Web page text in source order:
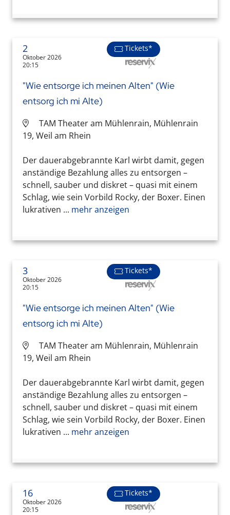
2
Oktober 2026
20:15
Tickets*
"Wie entsorge ich meinen Alten" (Wie
entsorg ich mi Alte)
TAM Theater am Mühlenrain, Mühlenrain
19, Weil am Rhein
Der dauerabgebrannte Karl wirbt damit, gegen
anständige Bezahlung alles zu entsorgen –
schnell, sauber und diskret – quasi mit einem
Schlag, wie sein Vorbild Rocky, der Boxer. Einen
lukrativen ... mehr anzeigen
3
Oktober 2026
20:15
Tickets*
"Wie entsorge ich meinen Alten" (Wie
entsorg ich mi Alte)
TAM Theater am Mühlenrain, Mühlenrain
19, Weil am Rhein
Der dauerabgebrannte Karl wirbt damit, gegen
anständige Bezahlung alles zu entsorgen –
schnell, sauber und diskret – quasi mit einem
Schlag, wie sein Vorbild Rocky, der Boxer. Einen
lukrativen ... mehr anzeigen
16
Oktober 2026
20:15
Tickets*